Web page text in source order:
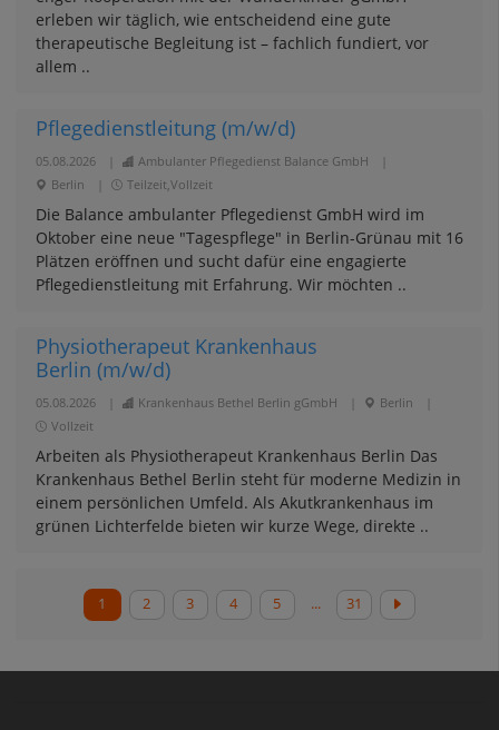
erleben wir täglich, wie entscheidend eine gute
therapeutische Begleitung ist – fachlich fundiert, vor
allem ..
Pflegedienstleitung (m/w/d)
05.08.2026 Ambulanter Pflegedienst Balance GmbH
Berlin
Teilzeit,Vollzeit
Die Balance ambulanter Pflegedienst GmbH wird im
Oktober eine neue "Tagespflege" in Berlin-Grünau mit 16
Plätzen eröffnen und sucht dafür eine engagierte
Pflegedienstleitung mit Erfahrung. Wir möchten ..
Physiotherapeut Krankenhaus
Berlin (m/w/d)
05.08.2026 Krankenhaus Bethel Berlin gGmbH Berlin
Vollzeit
Arbeiten als Physiotherapeut Krankenhaus Berlin Das
Krankenhaus Bethel Berlin steht für moderne Medizin in
einem persönlichen Umfeld. Als Akutkrankenhaus im
grünen Lichterfelde bieten wir kurze Wege, direkte ..
1 2 3 4 5 ... 31